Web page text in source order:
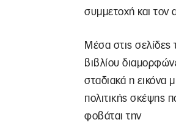
συμμετοχή και τον
Μέσα στις σελίδες
βιβλίου
σταδιακά η εικόνα
πολιτικής σκέψης
φοβάται την